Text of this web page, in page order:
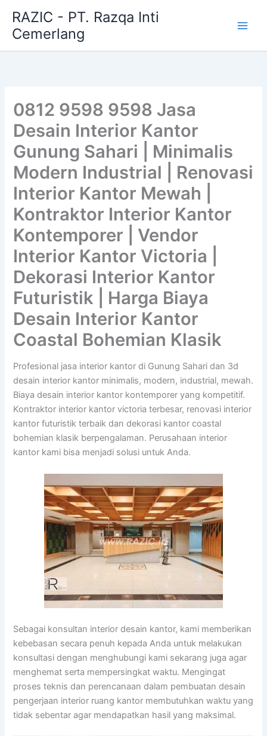
content
RAZIC - PT. Razqa Inti
Cemerlang
0812 9598 9598 Jasa
Desain Interior Kantor
Gunung Sahari | Minimalis
Modern Industrial | Renovasi
Interior Kantor Mewah |
Kontraktor Interior Kantor
Kontemporer | Vendor
Interior Kantor Victoria |
Dekorasi Interior Kantor
Futuristik | Harga Biaya
Desain Interior Kantor
Coastal Bohemian Klasik
Profesional jasa interior kantor di Gunung Sahari dan 3d
desain interior kantor minimalis, modern, industrial, mewah.
Biaya desain interior kantor kontemporer yang kompetitif.
Kontraktor interior kantor victoria terbesar, renovasi interior
kantor futuristik terbaik dan dekorasi kantor coastal
bohemian klasik berpengalaman. Perusahaan interior
kantor kami bisa menjadi solusi untuk Anda.
Sebagai konsultan interior desain kantor, kami memberikan
kebebasan secara penuh kepada Anda untuk melakukan
konsultasi dengan menghubungi kami sekarang juga agar
menghemat serta mempersingkat waktu. Mengingat
proses teknis dan perencanaan dalam pembuatan desain
pengerjaan interior ruang kantor membutuhkan waktu yang
tidak sebentar agar mendapatkan hasil yang maksimal.